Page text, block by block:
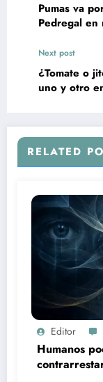
Pumas va
Pedregal en
Next post
¿Tomate o
uno y otro
RELATED
Editor
Humanos